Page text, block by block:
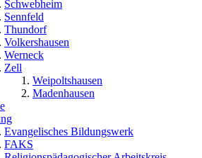
Schwebheim
Sennfeld
Thundorf
Volkershausen
Werneck
Zell
Weipoltshausen
Madenhausen
Evangelisches Bildungswerk
FAKS